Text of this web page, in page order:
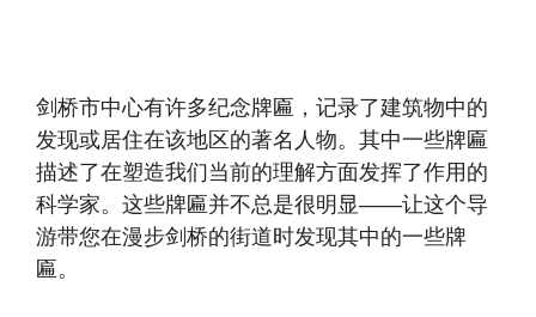
剑桥市中心有许多纪念牌匾，记录了建筑物中的
发现或居住在该地区的著名人物。其中一些牌匾
描述了在塑造我们当前的理解方面发挥了作用的
科学家。这些牌匾并不总是很明显——让这个导
游带您在漫步剑桥的街道时发现其中的一些牌
匾。